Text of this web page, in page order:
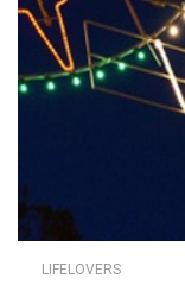
LIFELOVERS